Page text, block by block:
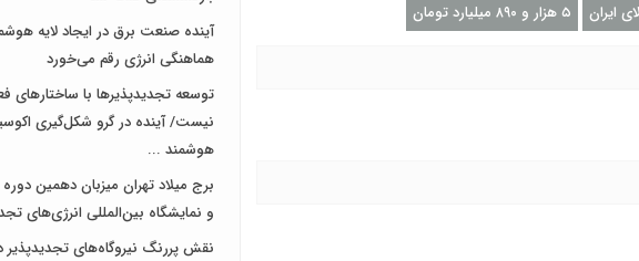
ایران ۵ هزار و ۸۹۰ میلیارد تومان
آینده صنعت برق در ایجاد لایه
هماهنگی انرژی رقم می‌خورد
توسعه تجدیدپذیرها با ساختارهای
نیست/ آینده در گرو شکل‌گیری
هوشمند ...
برج میلاد تهران میزبان دهمین
و نمایشگاه بین‌المللی انرژی‌های
نقش پررنگ نیروگاه‌های تجدیدپذیر